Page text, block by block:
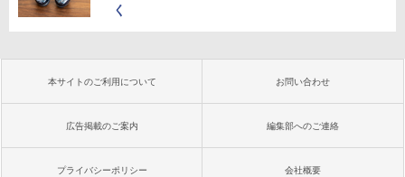
く
本サイトのご利用について お問い合わせ
広告掲載のご案内 編集部へのご連絡
プライバシーポリシー 会社概要